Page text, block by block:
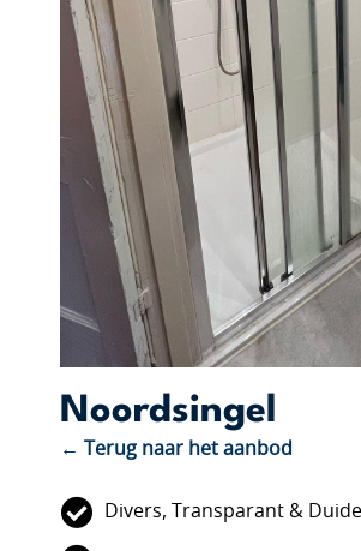
Noordsingel
← Terug naar het aanbod
Divers, Transparant &